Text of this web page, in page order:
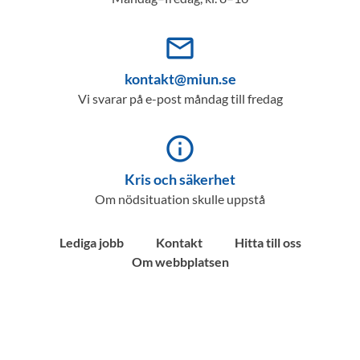
mail_outline
kontakt@miun.se
Vi svarar på e-post måndag till fredag
info_outline
Kris och säkerhet
Om nödsituation skulle uppstå
Lediga jobb Kontakt
Hitta till oss
Om webbplatsen